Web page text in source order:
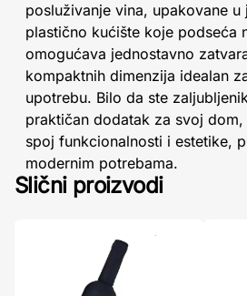
posluživanje vina, upakovane u
plastično kućište koje podseća
omogućava jednostavno
kompaktnih dimenzija idealan
upotrebu. Bilo da ste
praktičan dodatak za svoj
spoj funkcionalnosti i estetike,
modernim potrebama.
Slični proizvodi